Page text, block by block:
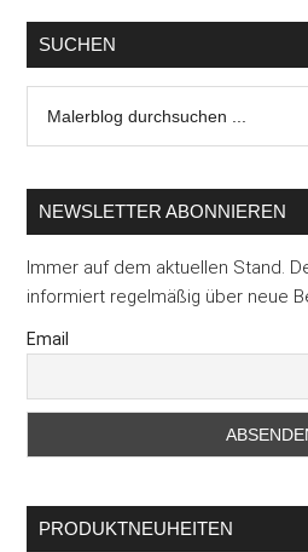
SUCHEN
durchsuchen
NEWSLETTER ABONNIEREN
Immer auf dem aktuellen Stand.
informiert regelmäßig über neue
Email
PRODUKTNEUHEITEN